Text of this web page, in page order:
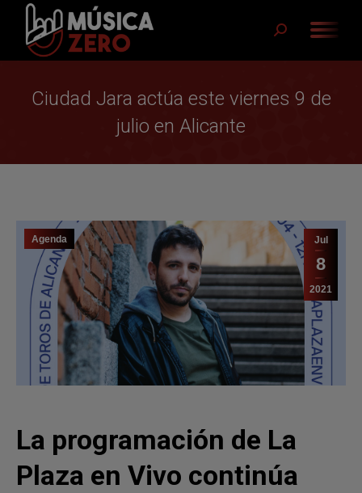
Buscar:
Ciudad Jara actúa este viernes 9 de
julio en Alicante
Jul
8
2021
Agenda
La programación de La
Plaza en Vivo continúa